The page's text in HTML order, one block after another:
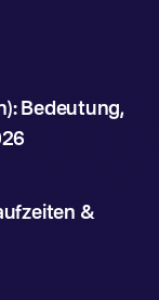
Bedeutung,
&